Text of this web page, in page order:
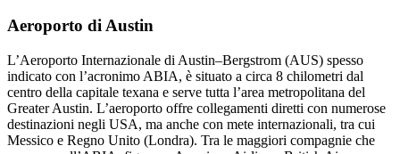
Aeroporto di Austin
L’Aeroporto Internazionale di Austin–Bergstrom (AUS) spesso
indicato con l’acronimo ABIA, è situato a circa 8 chilometri dal
centro della capitale texana e serve tutta l’area metropolitana del
Greater Austin. L’aeroporto offre collegamenti diretti con numerose
destinazioni negli USA, ma anche con mete internazionali, tra cui
Messico e Regno Unito (Londra). Tra le maggiori compagnie che